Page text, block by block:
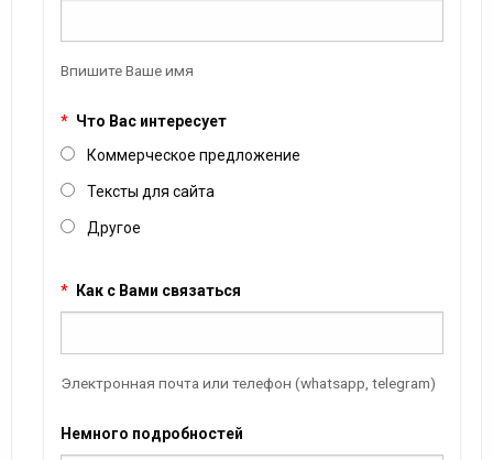
Впишите Ваше имя
* Что Вас интересует
Коммерческое предложение
Тексты для сайта
Другое
* Как с Вами связаться
Электронная почта или телефон (whatsapp, telegram)
Немного подробностей